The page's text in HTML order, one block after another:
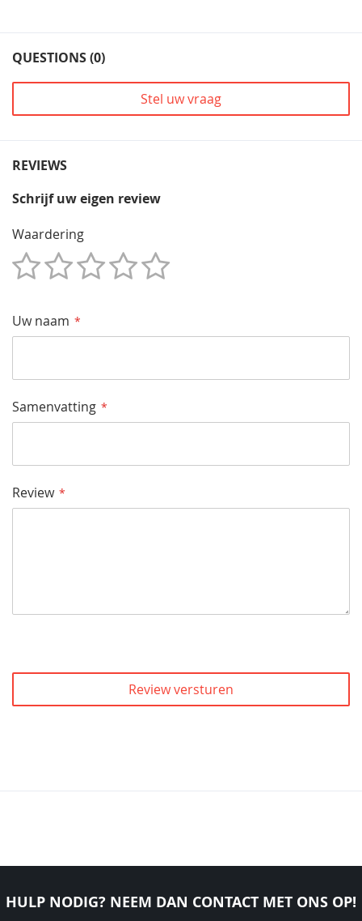
QUESTIONS (0)
Stel uw vraag
REVIEWS
Schrijf uw eigen review
Waardering
Uw naam
Samenvatting
Review
Review versturen
HULP NODIG? NEEM DAN CONTACT MET ONS OP!